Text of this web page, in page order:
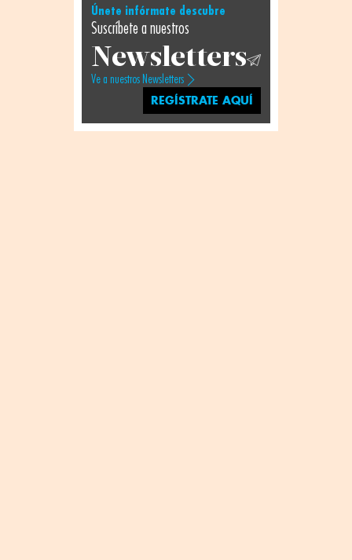
Únete infórmate descubre
Suscríbete a nuestros
Newsletters
Ve a nuestros Newsletters
REGÍSTRATE AQUÍ